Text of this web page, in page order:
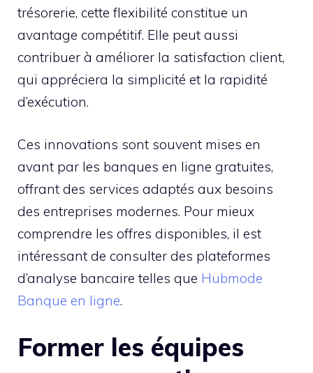
trésorerie, cette flexibilité constitue un
avantage compétitif. Elle peut aussi
contribuer à améliorer la satisfaction client,
qui appréciera la simplicité et la rapidité
d’exécution.
Ces innovations sont souvent mises en
avant par les banques en ligne gratuites,
offrant des services adaptés aux besoins
des entreprises modernes. Pour mieux
comprendre les offres disponibles, il est
intéressant de consulter des plateformes
d’analyse bancaire telles que Hubmode
Banque en ligne.
Former les équipes